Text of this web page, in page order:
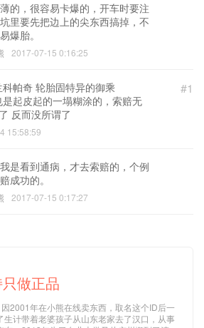
的，很容易卡爆的，开车时要注
里要先把边上的尖东西搞掉，不
爆胎。
2017-07-15 0:16:25
#1
帕奇 轮胎固特异的御乘
起皮起的一塌糊涂的，索赔无
反而没所谓了
15:58:59
是看到通病，才去索赔的，个例
成功的。
2017-07-15 0:17:27
做正品
2001年在小熊在线卖东西，取名这个ID后一
计带着老婆孩子从山东老家去了汉口，从事